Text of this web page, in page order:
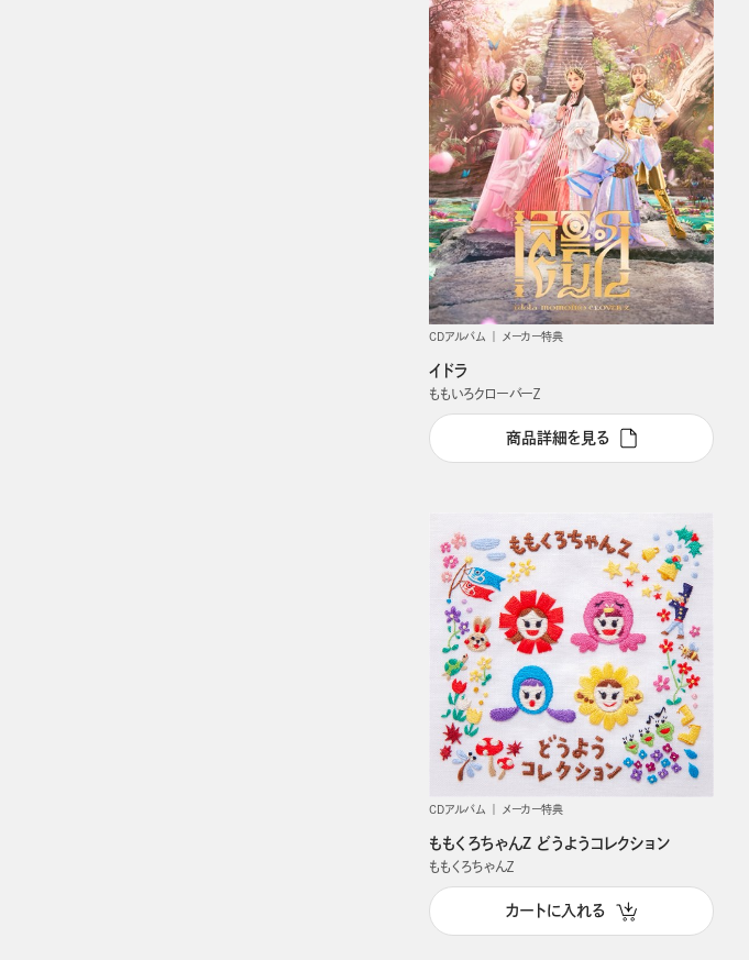
CDアルバム メーカー特典
イドラ
ももいろクローバーＺ
商品詳細を見る
CDアルバム メーカー特典
ももくろちゃんZ どうようコレクション
ももくろちゃんＺ
カートに入れる